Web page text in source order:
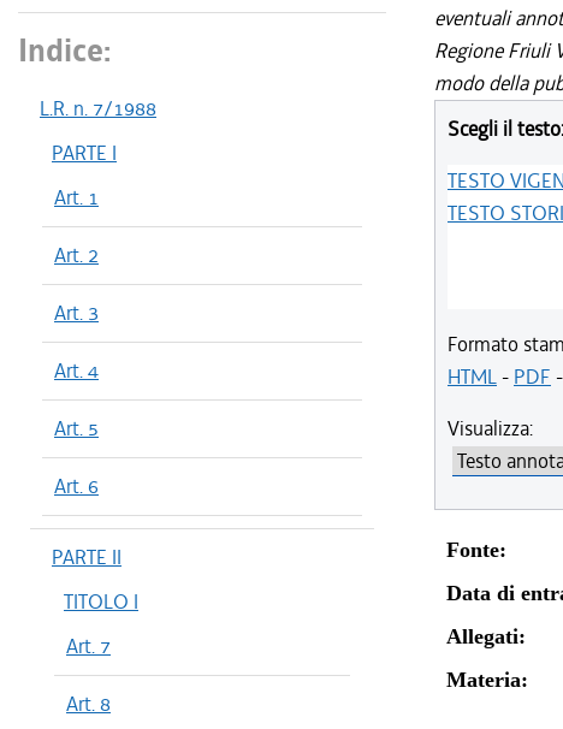
Indice:
L.R. n. 7/1988
PARTE I
Art. 1
Art. 2
Art. 3
Art. 4
Art. 5
Art. 6
PARTE II
TITOLO I
Art. 7
Art. 8
eventuali
Regione Friuli
modo della
Scegli il testo:
TESTO
TESTO
Formato
HTML- PDF -
Visualizza:
Fonte:
Data di
Allegati:
Materia: